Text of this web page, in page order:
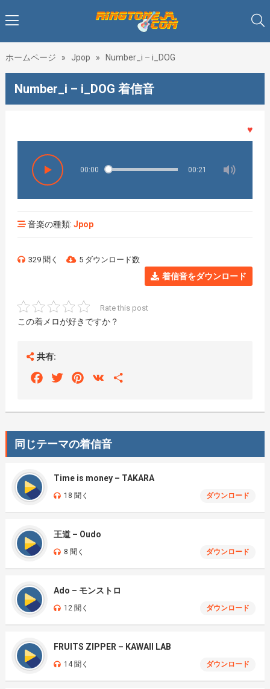
ホームページ » Jpop » Number_i – i_DOG
Number_i – i_DOG 着信音
♥♥♥着
00:00 00:21
音楽の種類: Jpop
329 聞く 5 ダウンロード数
着信音をダウンロード
Rate this post
この着メロが好きですか？
共有:
FacebookTwitterPinterest
VK
同じテーマの着信音
Time is money – TAKARA
18 聞く ダウンロード
王道 – Oudo
8 聞く ダウンロード
Ado – モンストロ
12 聞く ダウンロード
FRUITS ZIPPER – KAWAII LAB
14 聞く ダウンロード